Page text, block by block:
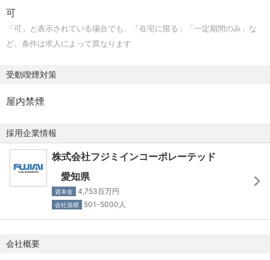
・顧客監査対応および是正進捗管理、変更管理の推進
・製品品質、信頼性に関する資料作成
②社内不適合、異常処理の対応（分析、是正、低減活
・供給者への品質監査および品質教育
・供給者に対する品質要求の対応
④新規製品の上市対応（品質の担保）
・原材料規格の妥当性確認
・当社製品規格の妥当性確認
⑤海外子会社への品質に関わるグローバル展開活動
（ポジション）
メンバー～係長クラス
（年収目安）
・提携福利厚生サービス
可
「可」と表示されている場合でも、「在宅に限る」「一定期間のみ」な
ど、条件は求人によって異なります
受動喫煙対策
屋内禁煙
採用企業情報
株式会社フジミインコーポレーテッド
愛知県
資本金 4,753百万円
会社規模 501-5000人
会社概要